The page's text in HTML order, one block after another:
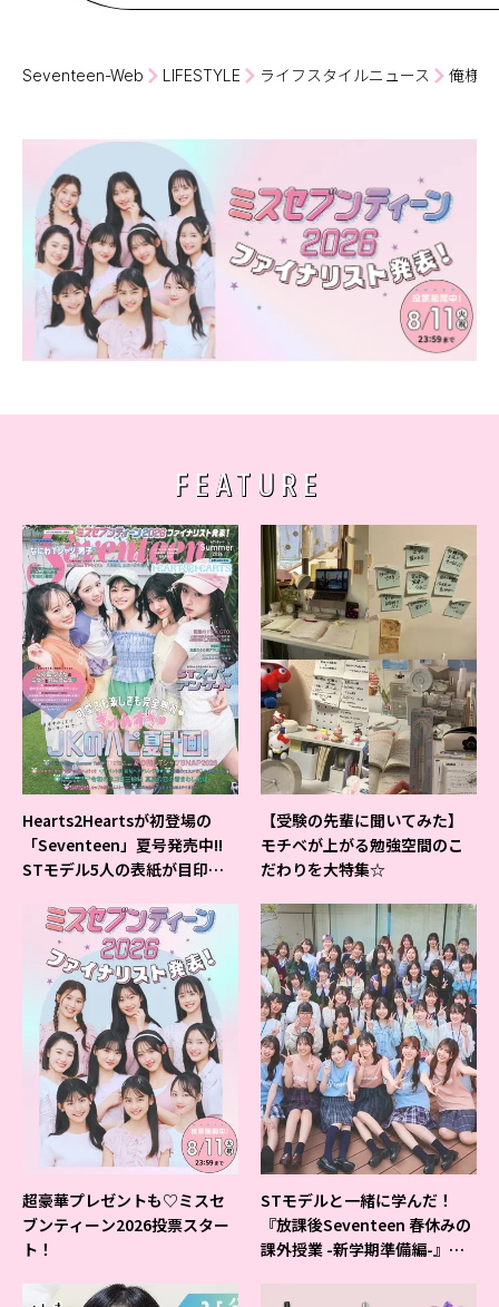
Seventeen-Web LIFESTYLE ライフスタイルニュース 俺様
FEATURE
Hearts2Heartsが初登場の
「Seventeen」夏号発売中!!
STモデル5人の表紙が目印だ
【受験の先輩に聞いてみた】
モチベが上がる勉強空間のこ
だわりを大特集☆
超豪華プレゼントも♡ミスセ
ブンティーン2026投票スター
ト！
STモデルと一緒に学んだ！
『放課後Seventeen 春休みの
課外授業 -新学期準備編-』イ